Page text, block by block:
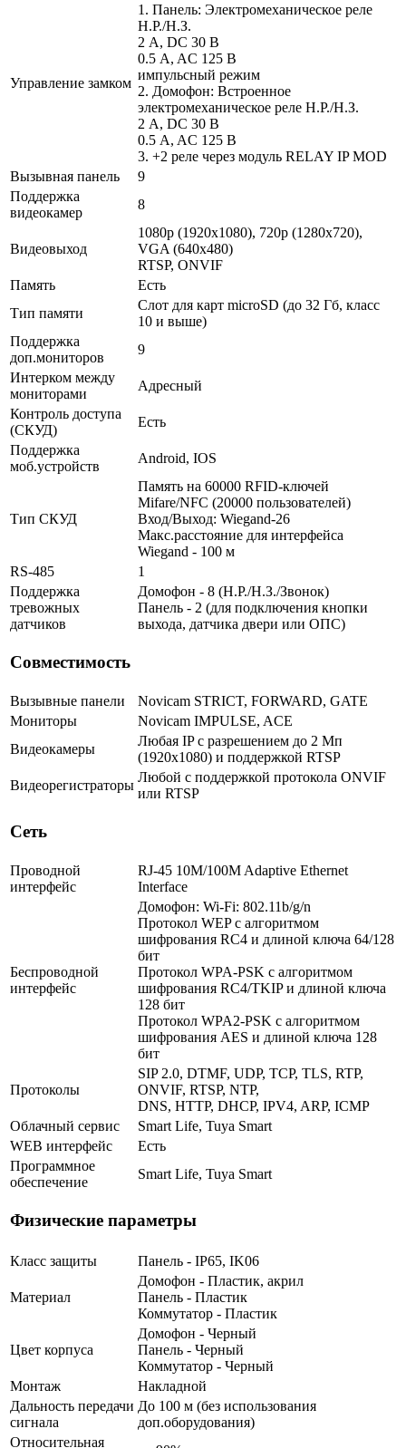
Управление замком
1. Панель: Электромеханическое реле
Н.Р./Н.З.
2 A, DC 30 В
0.5 A, AC 125 В
импульсный режим
2. Домофон: Встроенное
электромеханическое реле Н.Р./Н.З.
2 A, DC 30 В
0.5 A, AC 125 В
3. +2 реле через модуль RELAY IP MOD
Вызывная панель
9
Поддержка
видеокамер
8
Видеовыход
1080p (1920х1080), 720p (1280x720),
VGA (640x480)
RTSP, ONVIF
Память
Есть
Тип памяти
Слот для карт microSD (до 32 Гб, класс
10 и выше)
Поддержка
доп.мониторов
9
Интерком между
мониторами
Адресный
Контроль доступа
(СКУД)
Есть
Поддержка
моб.устройств
Android, IOS
Тип СКУД
Память на 60000 RFID-ключей
Mifare/NFC (20000 пользователей)
Вход/Выход: Wiegand-26
Макс.расстояние для интерфейса
Wiegand - 100 м
RS-485
1
Поддержка
тревожных
датчиков
Домофон - 8 (Н.Р./Н.З./Звонок)
Панель - 2 (для подключения кнопки
выхода, датчика двери или ОПС)
Совместимость
Вызывные панели
Novicam STRICT, FORWARD, GATE
Мониторы
Novicam IMPULSE, ACE
Видеокамеры
Любая IP с разрешением до 2 Мп
(1920x1080) и поддержкой RTSP
Видеорегистраторы
Любой с поддержкой протокола ONVIF
или RTSP
Сеть
Проводной
интерфейс
RJ-45 10M/100M Adaptive Ethernet
Interface
Беспроводной
интерфейс
Домофон: Wi-Fi: 802.11b/g/n
Протокол WEP c алгоритмом
шифрования RC4 и длиной ключа 64/128
бит
Протокол WPA-PSK c алгоритмом
шифрования RC4/TKIP и длиной ключа
128 бит
Протокол WPA2-PSK с алгоритмом
шифрования AES и длиной ключа 128
бит
Протоколы
SIP 2.0, DTMF, UDP, TCP, TLS, RTP,
ONVIF, RTSP, NTP,
DNS, HTTP, DHCP, IPV4, ARP, ICMP
Облачный сервис
Smart Life, Tuya Smart
WEB интерфейс
Есть
Программное
обеспечение
Smart Life, Tuya Smart
Физические параметры
Класс защиты Панель - IP65, IK06
Материал
Домофон - Пластик, акрил
Панель - Пластик
Коммутатор - Пластик
Цвет корпуса
Домофон - Черный
Панель - Черный
Коммутатор - Черный
Монтаж
Накладной
Дальность передачи
сигнала
До 100 м (без использования
доп.оборудования)
Относительная